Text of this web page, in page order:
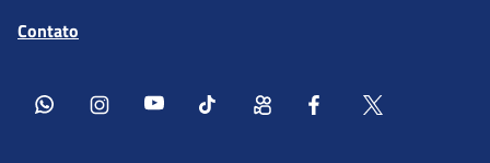
Contato